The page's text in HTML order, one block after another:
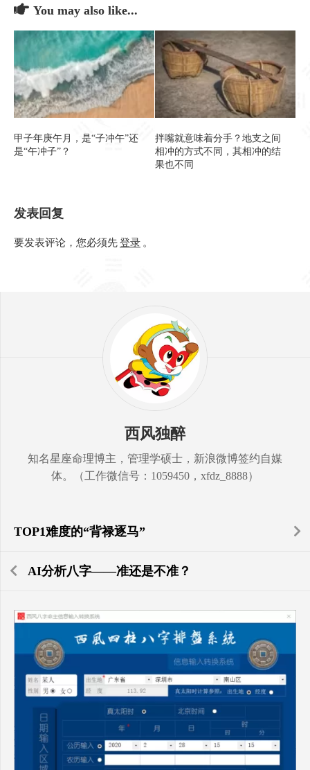
You may also like...
甲子年庚午月，是“子冲午”还
是“午冲子”？
拌嘴就意味着分手？地支之间
相冲的方式不同，其相冲的结
果也不同
发表回复
要发表评论，您必须先登录 。
西风独醉
知名星座命理博主，管理学硕士，新浪微博签约自媒
体。（工作微信号：1059450，xfdz_8888）
TOP1难度的“背禄逐马”
AI分析八字——准还是不准？